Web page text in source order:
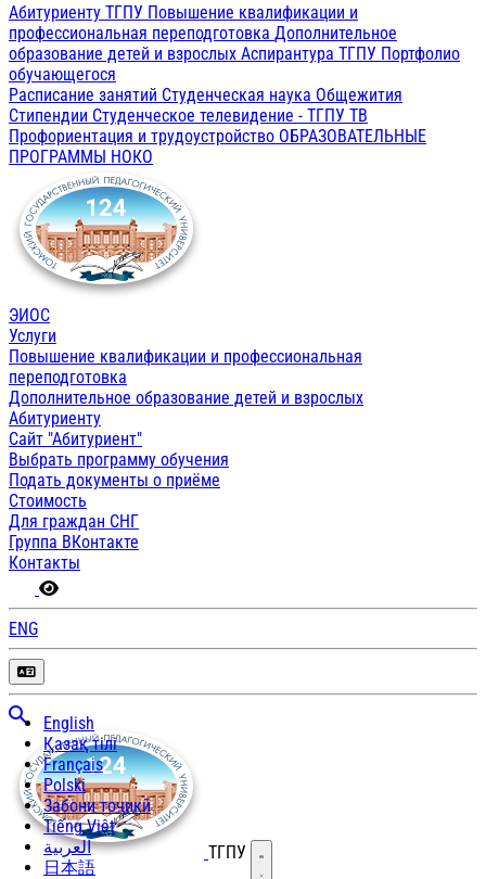
Абитуриенту ТГПУ Повышение квалификации и
профессиональная переподготовка Дополнительное
образование детей и взрослых Аспирантура ТГПУ Портфолио
обучающегося
Расписание занятий Студенческая наука Общежития
Стипендии Студенческое телевидение - ТГПУ ТВ
Профориентация и трудоустройство ОБРАЗОВАТЕЛЬНЫЕ
ПРОГРАММЫ НОКО
ЭИОС
Услуги
Повышение квалификации и профессиональная
переподготовка
Дополнительное образование детей и взрослых
Абитуриенту
Сайт "Абитуриент"
Выбрать программу обучения
Подать документы о приёме
Стоимость
Для граждан СНГ
Группа ВКонтакте
Контакты
ENG
English
Қазақ тілі
Français
Polski
Забони тоҷикӣ
Tiếng Việt
العربية
日本語
ТГПУ Открыть меню